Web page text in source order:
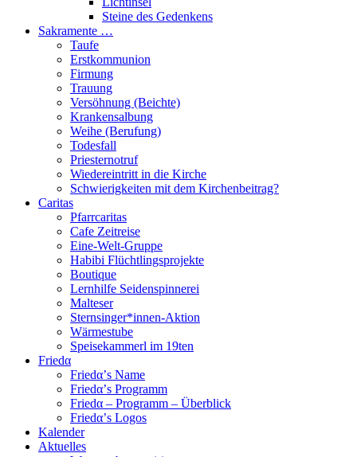
Steine des Gedenkens
Sakramente …
Taufe
Erstkommunion
Firmung
Trauung
Versöhnung (Beichte)
Krankensalbung
Weihe (Berufung)
Todesfall
Priesternotruf
Wiedereintritt in die Kirche
Schwierigkeiten mit dem Kirchenbeitrag?
Caritas
Pfarrcaritas
Cafe Zeitreise
Eine-Welt-Gruppe
Habibi Flüchtlingsprojekte
Boutique
Lernhilfe Seidenspinnerei
Malteser
Sternsinger*innen-Aktion
Wärmestube
Speisekammerl im 19ten
Friedα
Friedα’s Name
Friedα’s Programm
Friedα – Programm – Überblick
Friedα’s Logos
Kalender
Aktuelles